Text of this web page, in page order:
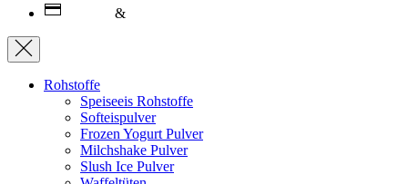
&
Rohstoffe
Speiseeis Rohstoffe
Softeispulver
Frozen Yogurt Pulver
Milchshake Pulver
Slush Ice Pulver